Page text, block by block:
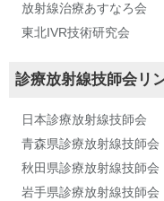
放射線治療あすなろ会
東北IVR技術研究会
診療放射線技師会リ
日本診療放射線技師会
青森県診療放射線技師会
秋田県診療放射線技師会
岩手県診療放射線技師会